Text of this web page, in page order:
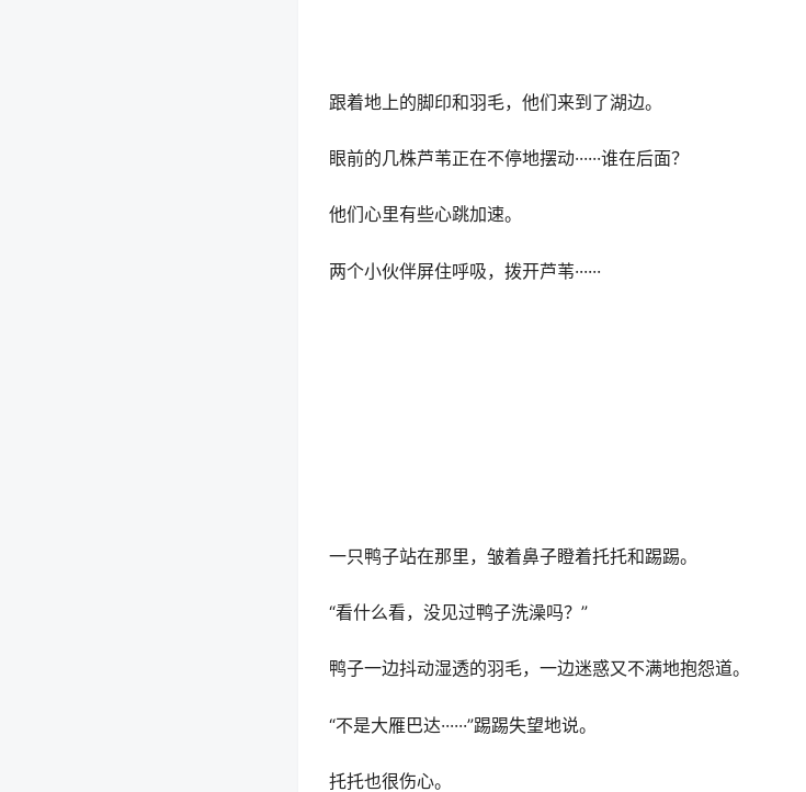
跟着地上的脚印和羽毛，他们来到了湖边。
眼前的几株芦苇正在不停地摆动······谁在后面？
他们心里有些心跳加速。
两个小伙伴屏住呼吸，拨开芦苇······